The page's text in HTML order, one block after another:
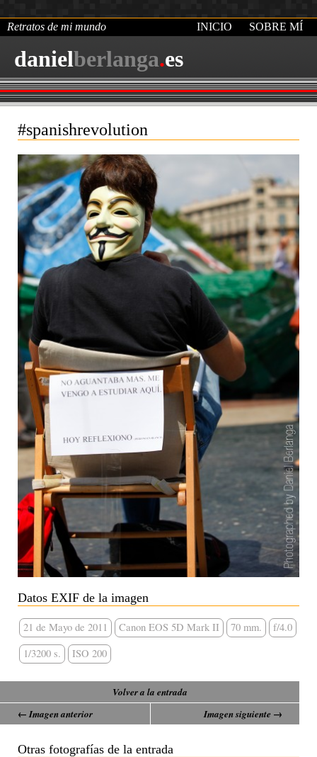
danielberlanga.es
Retratos de mi mundo INICIO SOBRE MÍ
#spanishrevolution
Datos EXIF de la imagen
21 de Mayo de 2011 Canon EOS 5D Mark II 70 mm.
f/4.0
1/3200 s.
ISO 200
Volver a la entrada
← Imagen anterior
Imagen siguiente →
Otras fotografías de la entrada